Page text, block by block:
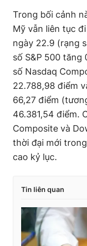
Trong bối cảnh
Mỹ vẫn liên tục
ngày 22.9 (rạng
số S&P 500 tăng
số Nasdaq
22.788,98 điểm
66,27 điểm
46.381,54 điểm.
Composite và
thời đại mới
cao kỷ lục.
Tin liên quan